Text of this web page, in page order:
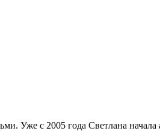
Уже с 2005 года Светлана начала